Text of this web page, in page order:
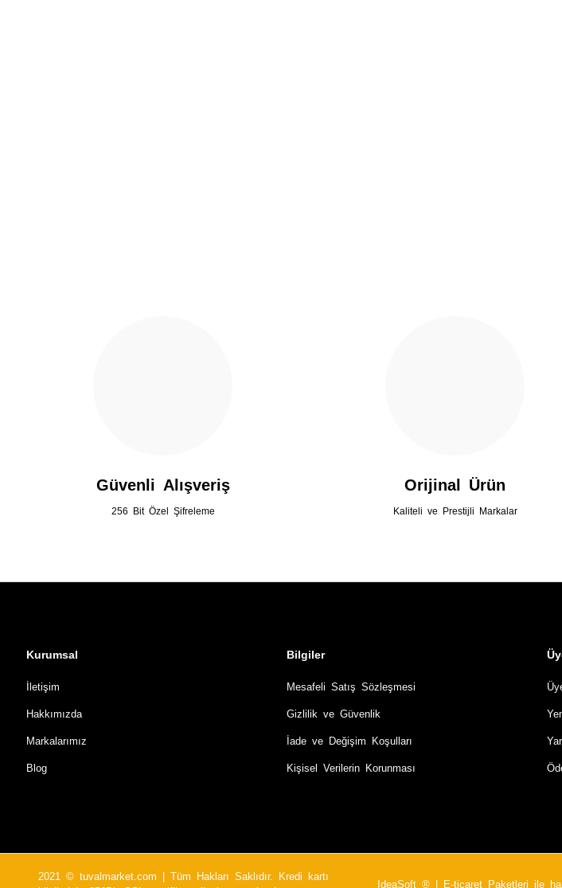
Güvenli Alışveriş
256 Bit Özel Şifreleme
Orijinal Ürün
Kaliteli ve Prestijli Markalar
Kurumsal
İletişim
Hakkımızda
Markalarımız
Blog
Bilgiler
Mesafeli Satış Sözleşmesi
Gizlilik ve Güvenlik
İade ve Değişim Koşulları
Kişisel Verilerin Korunması
2021 © tuvalmarket.com | Tüm Hakları Saklıdır. Kredi kartı
IdeaSoft ® | E-ticaret Paketleri ile